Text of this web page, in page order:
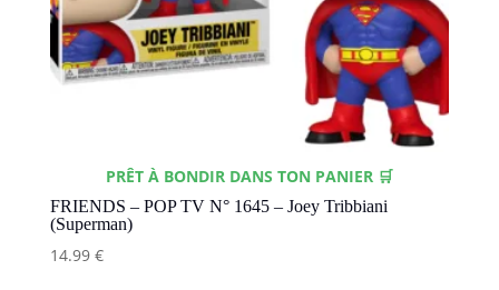
PRÊT À BONDIR DANS TON PANIER 🛒
FRIENDS – POP TV N° 1645 – Joey Tribbiani
(Superman)
14.99 €